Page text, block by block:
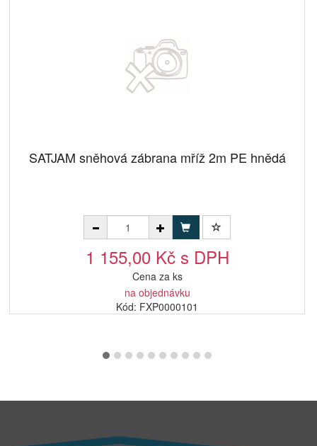
SATJAM sněhová zábrana mříž 2m PE hnědá
1 155,00 Kč s DPH
Cena za ks
na objednávku
Kód: FXP0000101